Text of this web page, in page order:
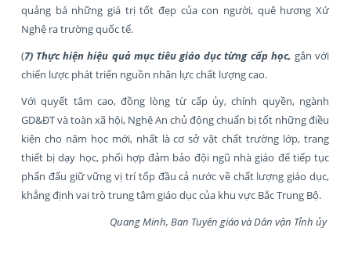
quảng bá những giá trị tốt đẹp của con người, quê hương Xứ
Nghệ ra trường quốc tế.
(7) Thực hiện hiệu quả mục tiêu giáo dục từng cấp học, gắn với
chiến lược phát triển nguồn nhân lực chất lượng cao.
Với quyết tâm cao, đồng lòng từ cấp ủy, chính quyền, ngành
GD&ĐT và toàn xã hội, Nghệ An chủ động chuẩn bị tốt những điều
kiện cho năm học mới, nhất là cơ sở vật chất trường lớp, trang
thiết bị dạy học, phối hợp đảm bảo đội ngũ nhà giáo để tiếp tục
phấn đấu giữ vững vị trí tốp đầu cả nước về chất lượng giáo dục,
khẳng định vai trò trung tâm giáo dục của khu vực Bắc Trung Bộ.
Quang Minh, Ban Tuyên giáo và Dân vận Tỉnh ủy